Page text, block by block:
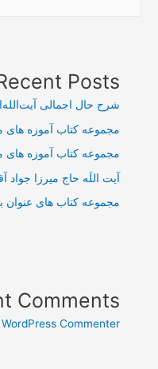
Posts
شرح حال اجمالی
مجموعه کتاب آموزه
مجموعه کتاب آموزه
آیت اللَه حاج میرزا جواد
مجموعه کتاب های
Comments
Commenter